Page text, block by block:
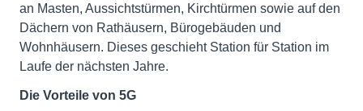
an Masten, Aussichtstürmen, Kirchtürmen sowie auf den
Dächern von Rathäusern, Bürogebäuden und
Wohnhäusern. Dieses geschieht Station für Station im
Laufe der nächsten Jahre.
Die Vorteile von 5G